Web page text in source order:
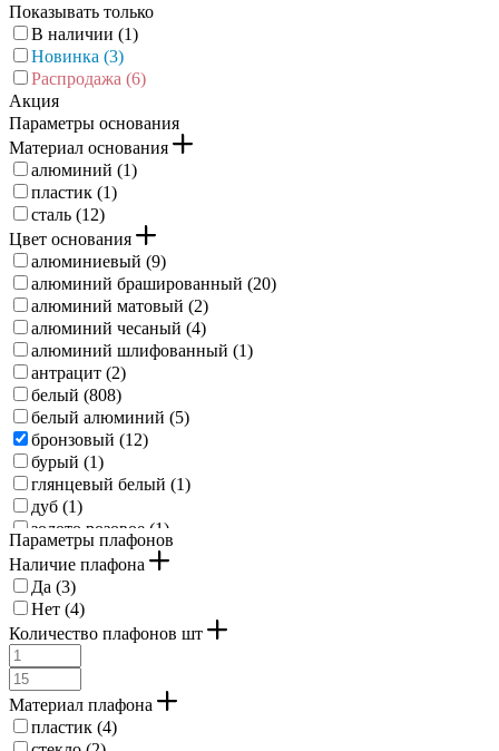
Показывать только
В наличии (1)
Новинка (3)
Распродажа (6)
Акция
Параметры основания
Материал основания
алюминий (1)
пластик (1)
сталь (12)
Цвет основания
алюминиевый (9)
алюминий брашированный (20)
алюминий матовый (2)
алюминий чесаный (4)
алюминий шлифованный (1)
антрацит (2)
белый (808)
белый алюминий (5)
бронзовый (12)
бурый (1)
глянцевый белый (1)
дуб (1)
золото розовое (1)
золотой (68)
имитация натурального дерева (
коричневый (
коричневый деревенский (
коричневый состаренный (
крем-золотой (
латунный (22)
латунь ( 5)
Параметры плафонов
Наличие плафона
Да (3)
Нет (4)
Количество плафонов шт
Материал плафона
пластик (4)